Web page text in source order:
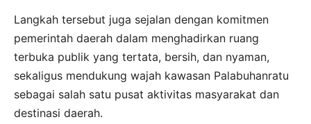
Langkah tersebut juga sejalan dengan komitmen
pemerintah daerah dalam menghadirkan ruang
terbuka publik yang tertata, bersih, dan nyaman,
sekaligus mendukung wajah kawasan Palabuhanratu
sebagai salah satu pusat aktivitas masyarakat dan
destinasi daerah.